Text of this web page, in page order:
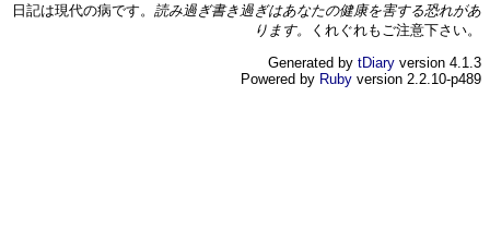
日記は現代の病です。 読み過ぎ書き過ぎはあなたの健康を害する恐れがあ
ります。
くれぐれもご注意下さい。
Generated by tDiary version 4.1.3
Powered by Ruby version 2.2.10-p489